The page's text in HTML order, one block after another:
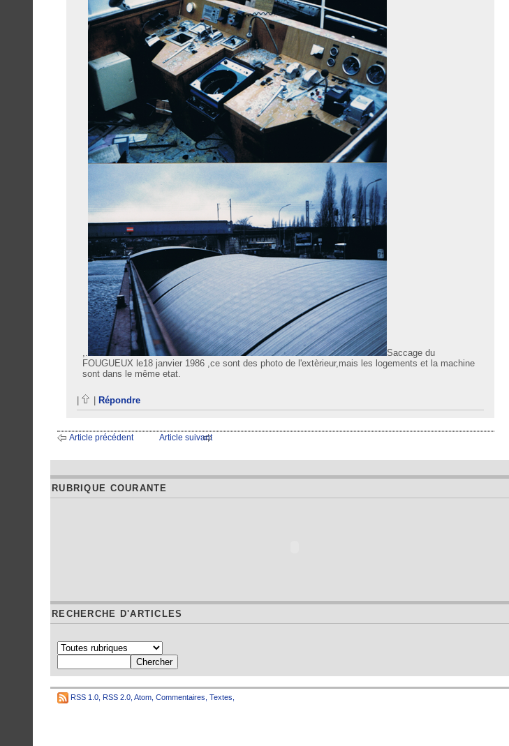
,.
Saccage du
FOUGUEUX le18 janvier 1986 ,ce sont des photo de l'extèrieur,mais les logements et la machine
sont dans le même etat.
Répondre
Article précédent Article suivant
RUBRIQUE COURANTE
RECHERCHE D'ARTICLES
RSS 1.0 RSS 2.0 Atom Commentaires Textes